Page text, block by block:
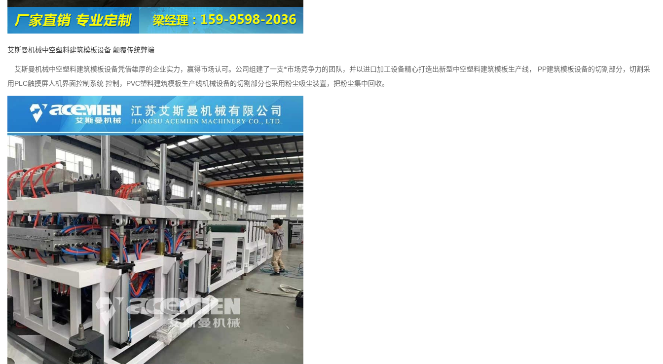
艾斯曼机械中空塑料建筑模板设备 颠覆传统弊端
艾斯曼机械中空塑料建筑模板设备凭借雄厚的企业实力，赢得市场认可。公司组建了一支*市场竞争力的团队，并以进口加工设备精心打造出新型中空塑料建筑模板生产线， PP建筑模板设备的切割部分，切割采
用 PLC触摸屏人机界面控制系统 控制， PVC塑料建筑模板生产线机械设备的切割部分也采用粉尘吸尘装置，把粉尘集中回收。